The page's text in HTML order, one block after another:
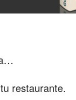
restaurante.